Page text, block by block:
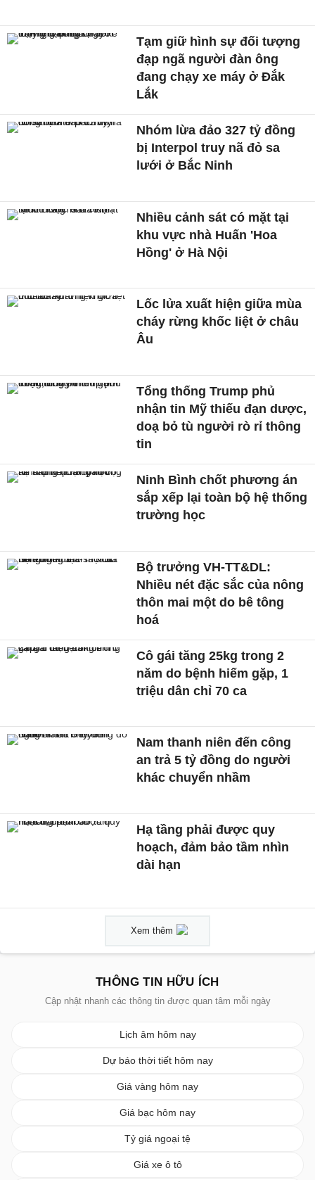
Tạm giữ hình sự đối tượng
đạp ngã người đàn ông
đang chạy xe máy ở Đắk
Lắk
Nhóm lừa đảo 327 tỷ đồng
bị Interpol truy nã đỏ sa
lưới ở Bắc Ninh
Nhiều cảnh sát có mặt tại
khu vực nhà Huấn 'Hoa
Hồng' ở Hà Nội
Lốc lửa xuất hiện giữa mùa
cháy rừng khốc liệt ở châu
Âu
Tổng thống Trump phủ
nhận tin Mỹ thiếu đạn dược,
doạ bỏ tù người rò rỉ thông
tin
Ninh Bình chốt phương án
sắp xếp lại toàn bộ hệ thống
trường học
Bộ trưởng VH-TT&DL:
Nhiều nét đặc sắc của nông
thôn mai một do bê tông
hoá
Cô gái tăng 25kg trong 2
năm do bệnh hiếm gặp, 1
triệu dân chỉ 70 ca
Nam thanh niên đến công
an trả 5 tỷ đồng do người
khác chuyển nhầm
Hạ tầng phải được quy
hoạch, đảm bảo tầm nhìn
dài hạn
Xem thêm
THÔNG TIN HỮU ÍCH
Cập nhật nhanh các thông tin được quan tâm mỗi ngày
Lịch âm hôm nay
Dự báo thời tiết hôm nay
Giá vàng hôm nay
Giá bạc hôm nay
Tỷ giá ngoại tệ
Giá xe ô tô